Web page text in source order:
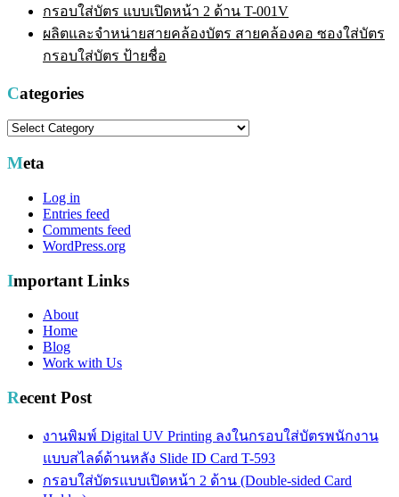
กรอบใส่บัตร แบบเปิดหน้า 2 ด้าน T-001V
ผลิตและจำหน่ายสายคล้องบัตร สายคล้องคอ ซองใส่บัตร
กรอบใส่บัตร ป้ายชื่อ
Categories
Categories
Meta
Log in
Entries feed
Comments feed
WordPress.org
Important Links
About
Home
Blog
Work with Us
Recent Post
งานพิมพ์ Digital UV Printing ลงในกรอบใส่บัตรพนักงาน
แบบสไลด์ด้านหลัง Slide ID Card T-593
กรอบใส่บัตรแบบเปิดหน้า 2 ด้าน (Double-sided Card